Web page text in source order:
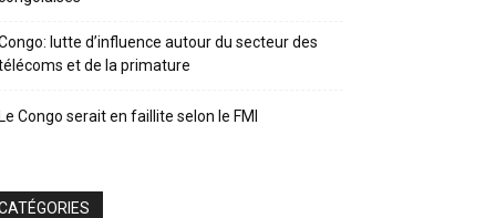
lutte d’influence autour du secteur des
et de la primature
Congo serait en faillite selon le FMI